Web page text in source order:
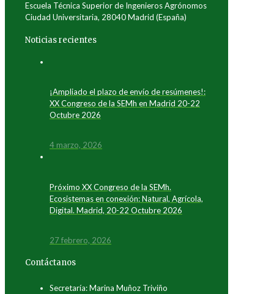
Escuela Técnica Superior de Ingenieros Agrónomos
Ciudad Universitaria, 28040 Madrid (España)
Noticias recientes
¡Ampliado el plazo de envío de resúmenes!:
XX Congreso de la SEMh en Madrid 20-22
Octubre 2026
4 marzo, 2026
Próximo XX Congreso de la SEMh.
Ecosistemas en conexión: Natural, Agrícola,
Digital. Madrid, 20-22 Octubre 2026
27 febrero, 2026
Contáctanos
Secretaría: Marina Muñoz Triviño